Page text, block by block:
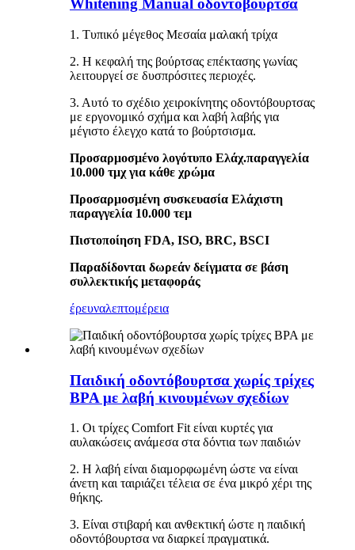
Whitening Manual οδοντόβουρτσα
1. Τυπικό μέγεθος Μεσαία μαλακή τρίχα
2. Η κεφαλή της βούρτσας επέκτασης γωνίας
λειτουργεί σε δυσπρόσιτες περιοχές.
3. Αυτό το σχέδιο χειροκίνητης οδοντόβουρτσας
με εργονομικό σχήμα και λαβή λαβής για
μέγιστο έλεγχο κατά το βούρτσισμα.
Προσαρμοσμένο λογότυπο Ελάχ.παραγγελία
10.000 τμχ για κάθε χρώμα
Προσαρμοσμένη συσκευασία Ελάχιστη
παραγγελία 10.000 τεμ
Πιστοποίηση FDA, ISO, BRC, BSCI
Παραδίδονται δωρεάν δείγματα σε βάση
συλλεκτικής μεταφοράς
έρευναλεπτομέρεια
Παιδική οδοντόβουρτσα χωρίς τρίχες
BPA με λαβή κινουμένων σχεδίων
1. Οι τρίχες Comfort Fit είναι κυρτές για
αυλακώσεις ανάμεσα στα δόντια των παιδιών
2. Η λαβή είναι διαμορφωμένη ώστε να είναι
άνετη και ταιριάζει τέλεια σε ένα μικρό χέρι της
θήκης.
3. Είναι στιβαρή και ανθεκτική ώστε η παιδική
οδοντόβουρτσα να διαρκεί πραγματικά.